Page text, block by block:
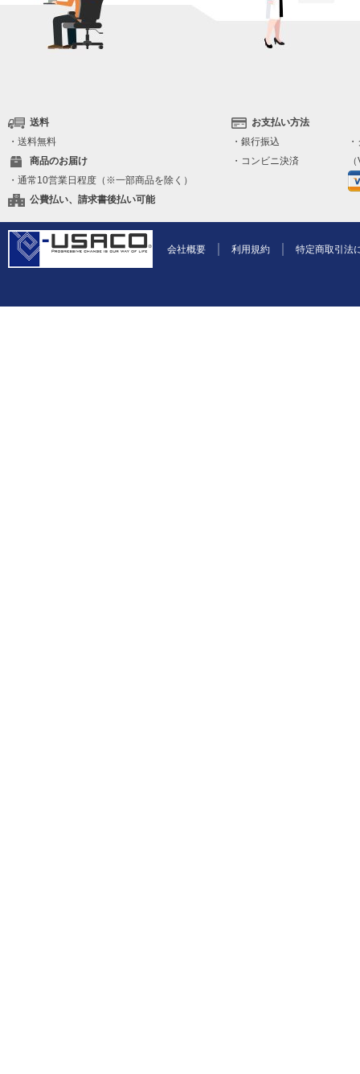
送料
・送料無料
商品のお届け
・通常10営業日程度（※一部商品を除く）
公費払い、請求書後払い可能
お支払い方法
・銀行振込
・コンビニ決済
会社概要 利用規約 特定商取引法